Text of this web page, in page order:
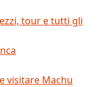
tour e tutti gli
visitare Machu